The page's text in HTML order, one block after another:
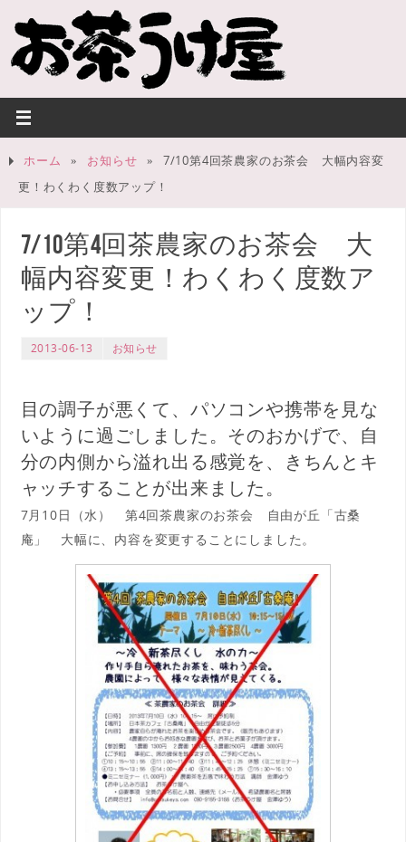
ホーム » お知らせ »
7/10第4回茶農家のお茶会 大幅内容変
更！わくわく度数アップ！
7/10第4回茶農家のお茶会 大
幅内容変更！わくわく度数ア
ップ！
2013-06-13 お知らせ
目の調子が悪くて、パソコンや携帯を見な
いように過ごしました。そのおかげで、自
分の内側から溢れ出る感覚を、きちんとキ
ャッチすることが出来ました。
7月10日（水） 第4回茶農家のお茶会 自由が丘「古桑
庵」 大幅に、内容を変更することにしました。